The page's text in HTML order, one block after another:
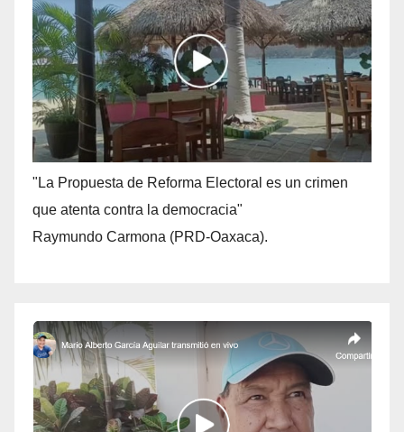
"La Propuesta de Reforma Electoral es un crimen
que atenta contra la democracia"
Raymundo Carmona (PRD-Oaxaca).